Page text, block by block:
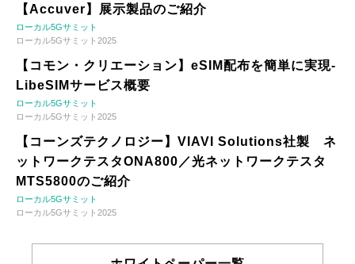
【Accuver】展示製品のご紹介
ローカル5Gサミット
ローカル5Gサミット2025
【コモン・クリエーション】eSIM配布を簡単に実現-
LibeSIMサービス概要
ローカル5Gサミット
ローカル5Gサミット2025
【コーンズテクノロジー】VIAVI Solutions社製 ネ
ットワークテスタONA800／光ネットワークテスタ
MTS5800のご紹介
ローカル5Gサミット
ローカル5Gサミット2025